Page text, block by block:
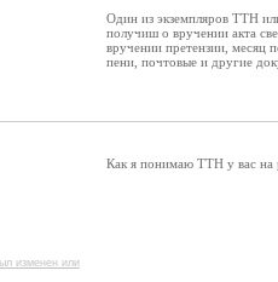
Один из экземпляров ТТН
получиш о вручении акта
вручении претензии, месяц
пени, почтовые и другие
изменен или
Как я понимаю ТТН у вас на